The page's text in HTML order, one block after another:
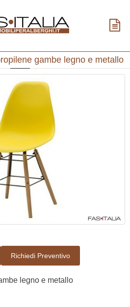
gambe legno e metallo
Richiedi Preventivo
legno e metallo